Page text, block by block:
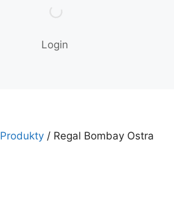
Login
Produkty / Regal Bombay Ostra